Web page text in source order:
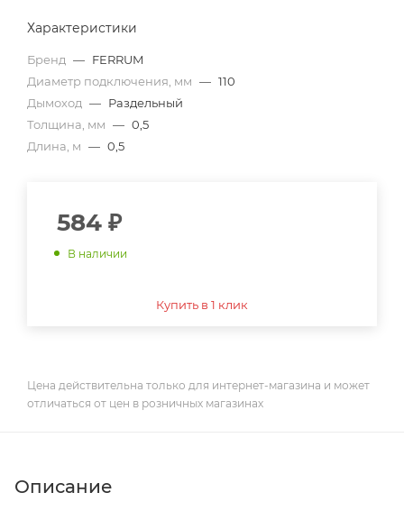
Характеристики
Бренд — FERRUM
Диаметр подключения, мм — 110
Дымоход — Раздельный
Толщина, мм — 0,5
Длина, м — 0,5
584 ₽
В наличии
Купить в 1 клик
Цена действительна только для интернет-магазина и может
отличаться от цен в розничных магазинах
Описание